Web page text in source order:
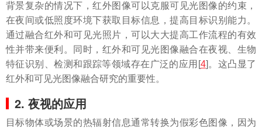
背景复杂的情况下，红外图像可以克服可见光图像的约束，
在夜间或低照度环境下获取目标信息，提高目标识别能力。
通过融合红外和可见光照片，可以大大提高工作流程的有效
性并带来便利。同时，红外和可见光图像融合在夜视、生物
特征识别、检测和跟踪等领域存在广泛的应用[4]。这凸显了
红外和可见光图像融合研究的重要性。
2. 夜视的应用
目标物体或场景的热辐射信息通常转换为假彩色图像，因为